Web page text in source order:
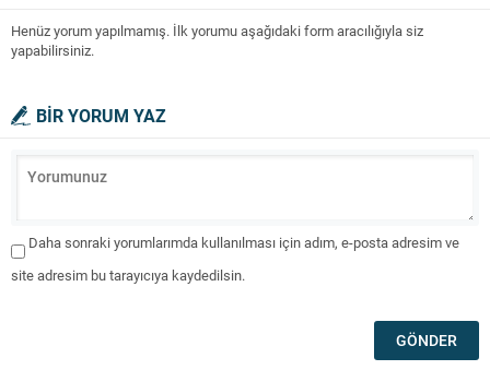
Henüz yorum yapılmamış. İlk yorumu aşağıdaki form aracılığıyla siz
yapabilirsiniz.
BİR YORUM YAZ
Daha sonraki yorumlarımda kullanılması için adım, e-posta adresim ve
site adresim bu tarayıcıya kaydedilsin.